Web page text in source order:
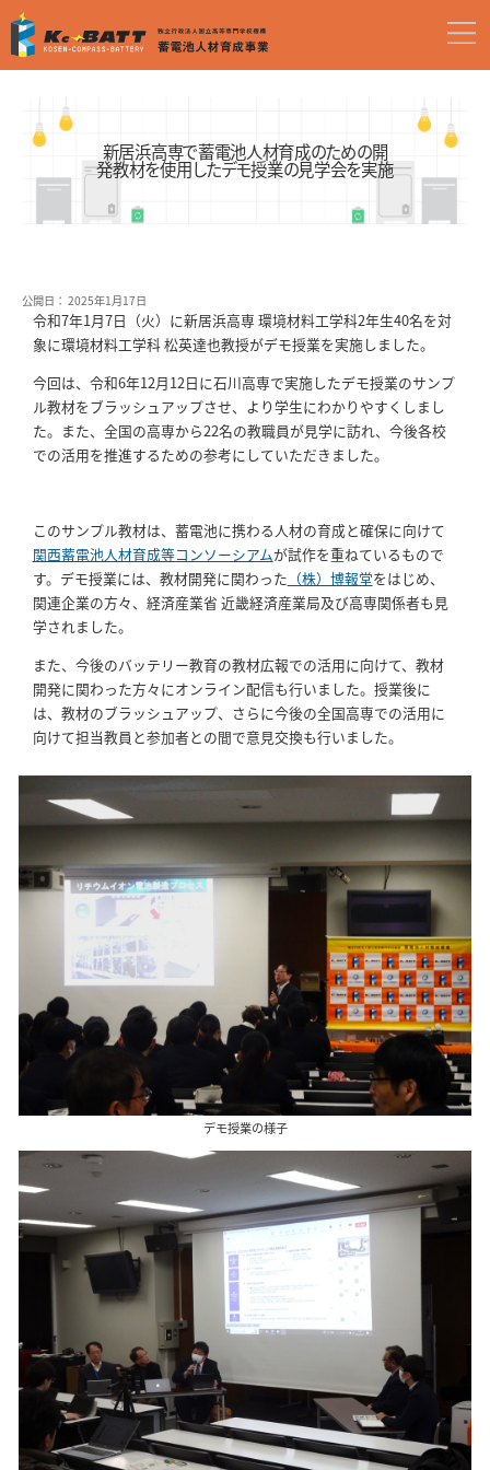
主な活動
教材・資料
お問い合わせ
新居浜高専で蓄電池人材育成のための開
発教材を使用したデモ授業の見学会を実施
公開日： 2025年1月17日
令和7年1月7日（火）に新居浜高専 環境材料工学科2年生40名を対
象に環境材料工学科 松英達也教授がデモ授業を実施しました。
今回は、令和6年12月12日に石川高専で実施したデモ授業のサンプ
ル教材をブラッシュアップさせ、より学生にわかりやすくしまし
た。また、全国の高専から22名の教職員が見学に訪れ、今後各校
での活用を推進するための参考にしていただきました。
このサンプル教材は、蓄電池に携わる人材の育成と確保に向けて
関西蓄電池人材育成等コンソーシアムが試作を重ねているもので
す。デモ授業には、教材開発に関わった （株）博報堂をはじめ、
関連企業の方々、経済産業省 近畿経済産業局及び高専関係者も見
学されました。
また、今後のバッテリー教育の教材広報での活用に向けて、教材
開発に関わった方々にオンライン配信も行いました。授業後に
は、教材のブラッシュアップ、さらに今後の全国高専での活用に
向けて担当教員と参加者との間で意見交換も行いました。
デモ授業の様子